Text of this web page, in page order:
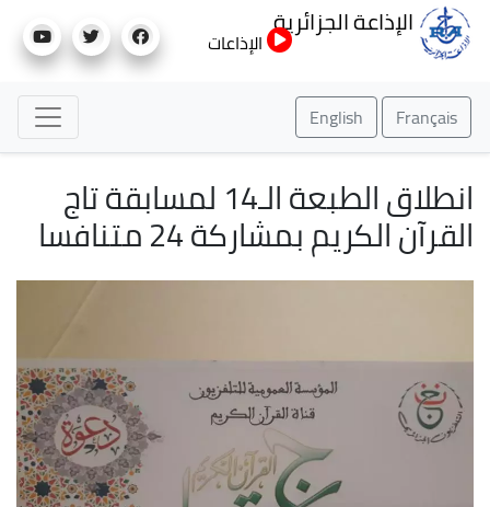
إلى
الإذاعة الجزائرية
الإذاعات
Français
English
انطلاق الطبعة الـ14 لمسابقة تاج
القرآن الكريم بمشاركة 24 متنافسا